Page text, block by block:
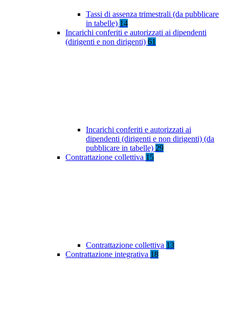
Tassi di assenza trimestrali (da pubblicare
in tabelle) 14
Incarichi conferiti e autorizzati ai dipendenti
(dirigenti e non dirigenti) 61
Incarichi conferiti e autorizzati ai
dipendenti (dirigenti e non dirigenti) (da
pubblicare in tabelle) 29
Contrattazione collettiva 15
Contrattazione collettiva 13
Contrattazione integrativa 18